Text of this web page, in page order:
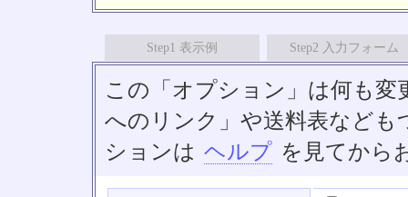
Step1 表示例 Step2 入力フォーム
この「オプション」は何も
へのリンク」や送料表など
ションは ヘルプ を見てから